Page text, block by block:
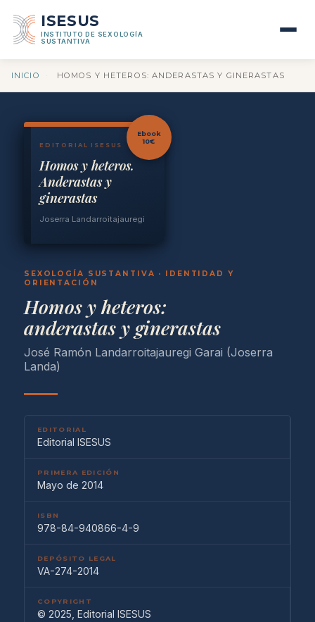
ISESUS
INSTITUTO DE SEXOLOGÍA
SUSTANTIVA
INICIO HOMOS Y HETEROS: ANDERASTAS Y GINERASTAS
EDITORIAL ISESUS
Homos y heteros.
Anderastas y
ginerastas
Joserra Landarroitajauregi
Ebook
10€
SEXOLOGÍA SUSTANTIVA · IDENTIDAD Y
ORIENTACIÓN
Homos y heteros:
anderastas y ginerastas
José Ramón Landarroitajauregi Garai (Joserra
Landa)
EDITORIAL
Editorial ISESUS
PRIMERA EDICIÓN
Mayo de 2014
ISBN
978-84-940866-4-9
DEPÓSITO LEGAL
VA-274-2014
COPYRIGHT
© 2025, Editorial ISESUS